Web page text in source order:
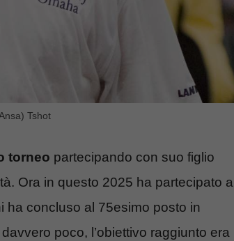
Tshot
torneo partecipando con suo figlio
Ora in questo 2025 ha partecipato a
ha concluso al 75esimo posto in
poco, l’obiettivo raggiunto era